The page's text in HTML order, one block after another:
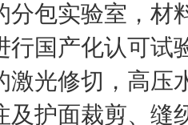
分包实验室，材
行国产化认可试
激光修切，高压
及护面裁剪、缝